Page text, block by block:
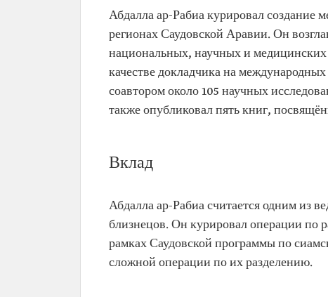
Абдалла ар-Рабиа курировал создание
регионах Саудовской Аравии. Он
национальных, научных и медицинских
качестве докладчика на
соавтором около 105 научных
также опубликовал пять книг,
Вклад
Абдалла ар-Рабиа считается одним из
близнецов. Он курировал операции по
рамках Саудовской программы по
сложной операции по их разделению.